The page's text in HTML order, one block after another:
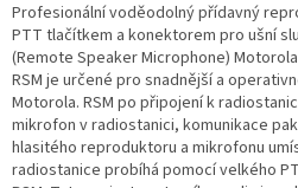
Profesionální voděodolný přídavný
PTT tlačítkem a konektorem pro ušní
(Remote Speaker Microphone)
RSM je určené pro snadnější a
Motorola. RSM po připojení k
mikrofon v radiostanici, komunikace
hlasitého reproduktoru a mikrofonu
radiostanice probíhá pomocí velkého